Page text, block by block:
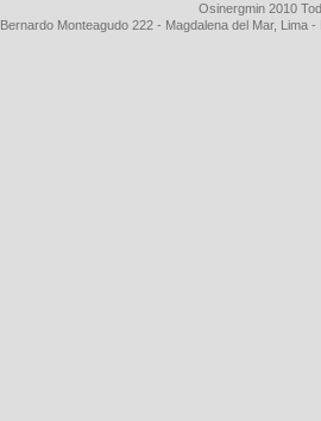
Osinergmin 2010
Bernardo Monteagudo 222 - Magdalena del Mar, Lima